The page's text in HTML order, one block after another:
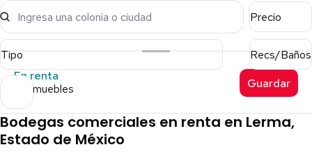
Ingresa una colonia o ciudad Precio
Tipo
Recs/Baños
En renta
31 inmuebles Guardar
Bodegas comerciales en renta en Lerma,
Estado de México